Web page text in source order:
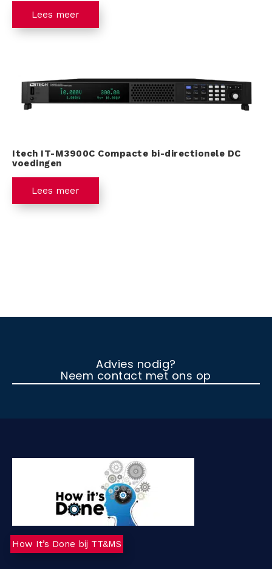
Lees meer
Itech IT-M3900C Compacte bi-directionele DC
voedingen
Lees meer
Advies nodig?
Neem contact met ons op
How It’s Done bij TT&MS